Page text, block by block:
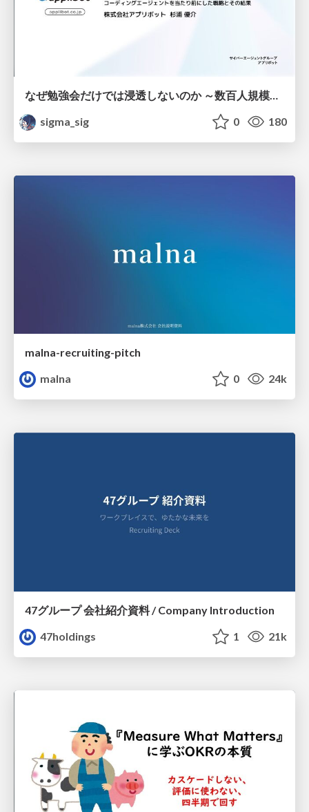
なぜ勉強会だけでは浸透しないのか ～数百人規模の組織でコーディングエージェントを当たり前にした戦略とその結果～
sigma_sig
0 180
malna-recruiting-pitch
malna
0 24k
47グループ 会社紹介資料 / Company Introduction
47holdings
1 21k